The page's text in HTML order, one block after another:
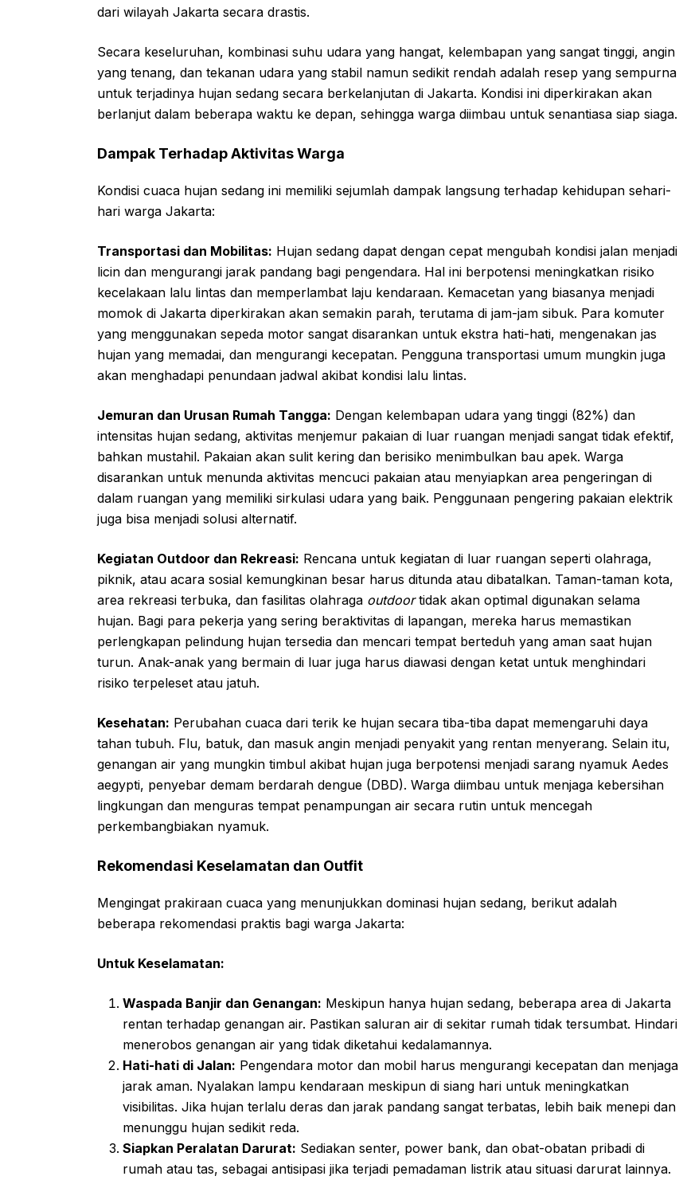
dari wilayah Jakarta secara drastis.
Secara keseluruhan, kombinasi suhu udara yang hangat, kelembapan yang sangat tinggi, angin
yang tenang, dan tekanan udara yang stabil namun sedikit rendah adalah resep yang sempurna
untuk terjadinya hujan sedang secara berkelanjutan di Jakarta. Kondisi ini diperkirakan akan
berlanjut dalam beberapa waktu ke depan, sehingga warga diimbau untuk senantiasa siap siaga.
Dampak Terhadap Aktivitas Warga
Kondisi cuaca hujan sedang ini memiliki sejumlah dampak langsung terhadap kehidupan sehari-
hari warga Jakarta:
Transportasi dan Mobilitas: Hujan sedang dapat dengan cepat mengubah kondisi jalan menjadi
licin dan mengurangi jarak pandang bagi pengendara. Hal ini berpotensi meningkatkan risiko
kecelakaan lalu lintas dan memperlambat laju kendaraan. Kemacetan yang biasanya menjadi
momok di Jakarta diperkirakan akan semakin parah, terutama di jam-jam sibuk. Para komuter
yang menggunakan sepeda motor sangat disarankan untuk ekstra hati-hati, mengenakan jas
hujan yang memadai, dan mengurangi kecepatan. Pengguna transportasi umum mungkin juga
akan menghadapi penundaan jadwal akibat kondisi lalu lintas.
Jemuran dan Urusan Rumah Tangga: Dengan kelembapan udara yang tinggi (82%) dan
intensitas hujan sedang, aktivitas menjemur pakaian di luar ruangan menjadi sangat tidak efektif,
bahkan mustahil. Pakaian akan sulit kering dan berisiko menimbulkan bau apek. Warga
disarankan untuk menunda aktivitas mencuci pakaian atau menyiapkan area pengeringan di
dalam ruangan yang memiliki sirkulasi udara yang baik. Penggunaan pengering pakaian elektrik
juga bisa menjadi solusi alternatif.
Kegiatan Outdoor dan Rekreasi: Rencana untuk kegiatan di luar ruangan seperti olahraga,
piknik, atau acara sosial kemungkinan besar harus ditunda atau dibatalkan. Taman-taman kota,
area rekreasi terbuka, dan fasilitas olahraga outdoortidak akan optimal digunakan selama
hujan. Bagi para pekerja yang sering beraktivitas di lapangan, mereka harus memastikan
perlengkapan pelindung hujan tersedia dan mencari tempat berteduh yang aman saat hujan
turun. Anak-anak yang bermain di luar juga harus diawasi dengan ketat untuk menghindari
risiko terpeleset atau jatuh.
Kesehatan: Perubahan cuaca dari terik ke hujan secara tiba-tiba dapat memengaruhi daya
tahan tubuh. Flu, batuk, dan masuk angin menjadi penyakit yang rentan menyerang. Selain itu,
genangan air yang mungkin timbul akibat hujan juga berpotensi menjadi sarang nyamuk Aedes
aegypti, penyebar demam berdarah dengue (DBD). Warga diimbau untuk menjaga kebersihan
lingkungan dan menguras tempat penampungan air secara rutin untuk mencegah
perkembangbiakan nyamuk.
Rekomendasi Keselamatan dan Outfit
Mengingat prakiraan cuaca yang menunjukkan dominasi hujan sedang, berikut adalah
beberapa rekomendasi praktis bagi warga Jakarta:
Untuk Keselamatan:
Waspada Banjir dan Genangan: Meskipun hanya hujan sedang, beberapa area di Jakarta
rentan terhadap genangan air. Pastikan saluran air di sekitar rumah tidak tersumbat. Hindari
menerobos genangan air yang tidak diketahui kedalamannya.
Hati-hati di Jalan: Pengendara motor dan mobil harus mengurangi kecepatan dan menjaga
jarak aman. Nyalakan lampu kendaraan meskipun di siang hari untuk meningkatkan
visibilitas. Jika hujan terlalu deras dan jarak pandang sangat terbatas, lebih baik menepi dan
menunggu hujan sedikit reda.
Siapkan Peralatan Darurat: Sediakan senter, power bank, dan obat-obatan pribadi di
rumah atau tas, sebagai antisipasi jika terjadi pemadaman listrik atau situasi darurat lainnya.